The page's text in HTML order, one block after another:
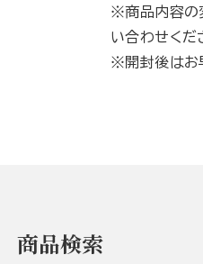
※商品内容の
い合わせくだ
※開封後はお
商品検索